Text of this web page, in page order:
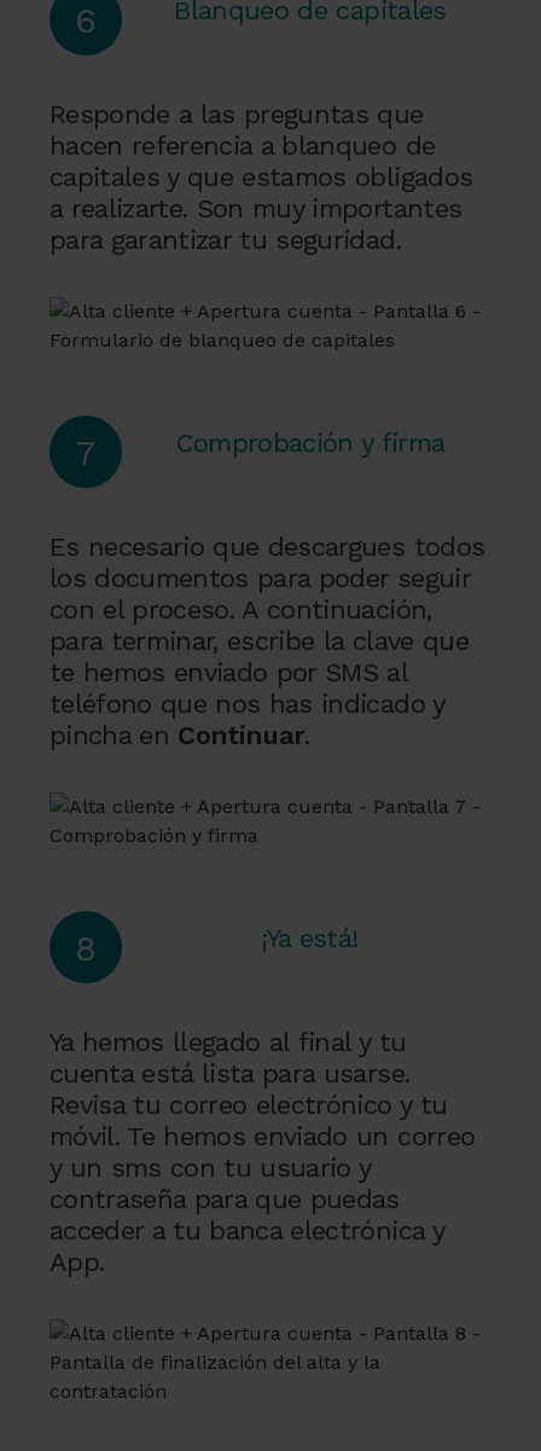
6 Blanqueo de capitales
Responde a las preguntas que
hacen referencia a blanqueo de
capitales y que estamos obligados
a realizarte. Son muy importantes
para garantizar tu seguridad.
7 Comprobación y firma
Es necesario que descargues todos
los documentos para poder seguir
con el proceso. A continuación,
para terminar, escribe la clave que
te hemos enviado por SMS al
teléfono que nos has indicado y
pincha en Continuar.
8 ¡Ya está!
Ya hemos llegado al final y tu
cuenta está lista para usarse.
Revisa tu correo electrónico y tu
móvil. Te hemos enviado un correo
y un sms con tu usuario y
contraseña para que puedas
acceder a tu banca electrónica y
App.